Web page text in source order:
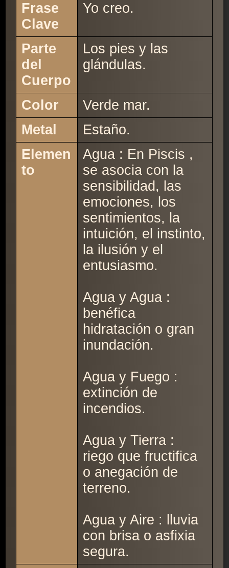
Frase
Clave
Yo creo.
Parte
del
Cuerpo
Los pies y las
glándulas.
Color
Verde mar.
Metal
Estaño.
Elemen
to
Agua : En Piscis ,
se asocia con la
sensibilidad, las
emociones, los
sentimientos, la
intuición, el instinto,
la ilusión y el
entusiasmo.
Agua y Agua :
benéfica
hidratación o gran
inundación.
Agua y Fuego :
extinción de
incendios.
Agua y Tierra :
riego que fructifica
o anegación de
terreno.
Agua y Aire : lluvia
con brisa o asfixia
segura.